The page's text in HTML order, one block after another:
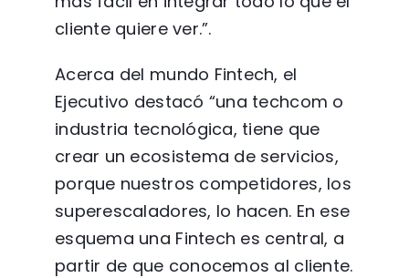
cliente quiere ver.”.
Acerca del mundo Fintech, el
Ejecutivo destacó “una techcom o
industria tecnológica, tiene que
crear un ecosistema de servicios,
porque nuestros competidores, los
superescaladores, lo hacen. En ese
esquema una Fintech es central, a
partir de que conocemos al cliente.